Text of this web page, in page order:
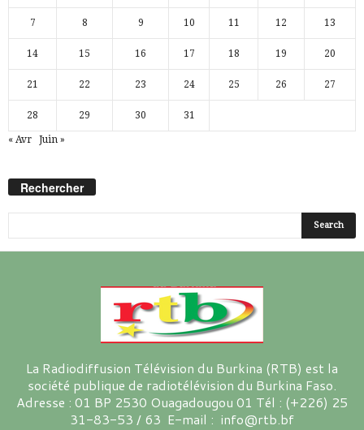
7 8 9 10 11 12 13
14 15 16 17 18 19 20
21 22 23 24 25 26 27
28 29 30 31
« Avr Juin »
Rechercher
La Radiodiffusion Télévision du Burkina (RTB) est la
société publique de radiotélévision du Burkina Faso.
Adresse : 01 BP 2530 Ouagadougou 01 Tél : (+226) 25
31-83-53 / 63 E-mail : info@rtb.bf